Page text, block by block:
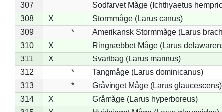
307
Sodfarvet Måge (Ichthyaetus
308
X
Stormmåge (Larus canus)
309
*
Amerikansk Stormmåge (Larus
310
X
Ringnæbbet Måge (Larus
311
X
Svartbag (Larus marinus)
312
*
Tangmåge (Larus dominicanus)
313
*
Gråvinget Måge (Larus glaucescens)
314
X
Gråmåge (Larus hyperboreus)